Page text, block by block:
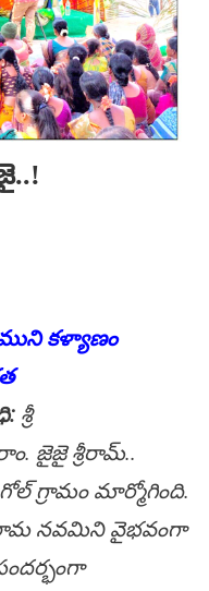
క‌ళ్యాణం
శ్రీ
జైజై శ్రీ‌రామ్..
గ్రామం మార్మోగింది.
న‌వ‌మిని వైభ‌వంగా